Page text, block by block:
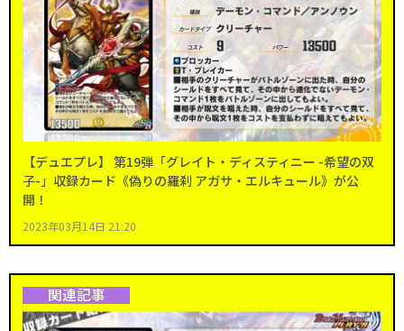
【デュエプレ】 第19弾「グレイト・ディスティニー -希望の双
子-」収録カード《偽りの羅刹 アガサ・エルキュール》が公
開！
2023年03月14日 21:20
関連記事